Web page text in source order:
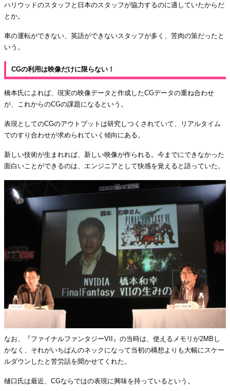
ハリウッドのスタッフと日本のスタッフが協力するのに適していたからだ
とか。
車の運転ができない、英語ができないスタッフが多く、苦肉の策だったと
いう。
CGの利用は映像だけに限らない！
橋本氏によれば、現実の映像データと作成したCGデータの重ね合わせ
が、これからのCGの課題になるという。
表現としてのCGのアウトプットは研究しつくされていて、リアルタイム
でのすり合わせが求められていく傾向にある。
新しい技術が生まれれば、新しい映像が作られる。今までにできなかった
面白いことができるのは、エンジニアとして快感を覚えると語っていた。
なお、『ファイナルファンタジーVII』の当時は、使えるメモリが2MBし
かなく、それがいちばんのネックになって当初の構想よりも大幅にスケー
ルダウンしたと苦労話を聞かせてくれた。
樋口氏は最近、CGならではの表現に興味を持っているという。